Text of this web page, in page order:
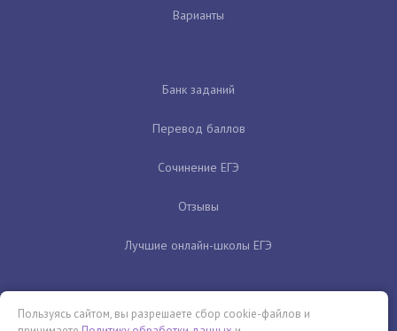
Варианты
Банк заданий
Перевод баллов
Сочинение ЕГЭ
Отзывы
Лучшие онлайн-школы ЕГЭ
Пользуясь сайтом, вы разрешаете сбор cookie-файлов и